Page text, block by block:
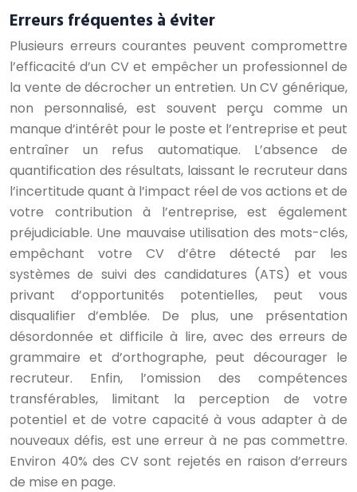
Erreurs fréquentes à éviter
Plusieurs erreurs courantes peuvent compromettre
l’efficacité d’un CV et empêcher un professionnel de
la vente de décrocher un entretien. Un CV générique,
non personnalisé, est souvent perçu comme un
manque d’intérêt pour le poste et l’entreprise et peut
entraîner un refus automatique. L’absence de
quantification des résultats, laissant le recruteur dans
l’incertitude quant à l’impact réel de vos actions et de
votre contribution à l’entreprise, est également
préjudiciable. Une mauvaise utilisation des mots-clés,
empêchant votre CV d’être détecté par les
systèmes de suivi des candidatures (ATS) et vous
privant d’opportunités potentielles, peut vous
disqualifier d’emblée. De plus, une présentation
désordonnée et difficile à lire, avec des erreurs de
grammaire et d’orthographe, peut décourager le
recruteur. Enfin, l’omission des compétences
transférables, limitant la perception de votre
potentiel et de votre capacité à vous adapter à de
nouveaux défis, est une erreur à ne pas commettre.
Environ 40% des CV sont rejetés en raison d’erreurs
de mise en page.